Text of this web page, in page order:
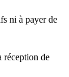
ni à payer de
réception de